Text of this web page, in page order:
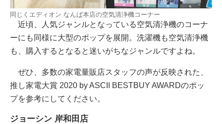
同じくエディオン なんば本店の空気清浄機コーナー
近頃、人気ジャンルとなっている空気清浄機のコーナ
ーにも同様に大型のポップを展開。洗濯機も空気清浄機
も、購入するとなると迷いがちなジャンルですよね。
ぜひ、多数の家電量販店スタッフの声が反映された、
推し家電大賞 2020 by ASCII BESTBUY AWARDのポッ
プを参考にしてください。
ジョーシン 岸和田店